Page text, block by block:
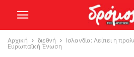
Αρχική διεθνή
Ισλανδία: Λείπει η
Ευρωπαϊκή Ένωση